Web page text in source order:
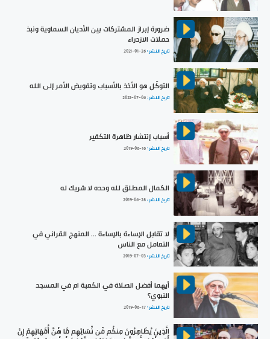
ضرورة إبراز المشتركات بين الأديان السماوية ونبذ
حملات الازدراء
تاريخ النشر :2021-01-26
التوكّل هو الأخذ بالأسباب وتفويض الأمر إلى الله
تاريخ النشر :2022-07-06
أسباب إنتشار ظاهرة التكفير
تاريخ النشر :2019-06-16
الكمال المطلق لله وحده لا شريك له
تاريخ النشر :2019-06-28
لا تقابل الإساءة بالإساءة ... المنهج القراني في
التعامل مع الناس
تاريخ النشر :2019-07-03
أيهما أفضل الصلاة في الكعبة ام في المسجد
النبوي؟
تاريخ النشر :2019-06-17
الَّذِينَ يُظَاهِرُونَ مِنكُم مِّن نِّسَائِهِم مَّا هُنَّ أُمَّهَاتِهِمْ إِنْ